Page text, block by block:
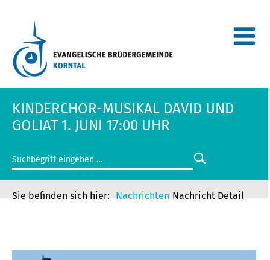
KINDERCHOR-MUSIKAL DAVID UND
GOLIAT 1. JUNI 17:00 UHR
Nachrichten Nachricht Detail